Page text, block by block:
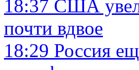
18:37 США
почти вдвое
18:29 Россия